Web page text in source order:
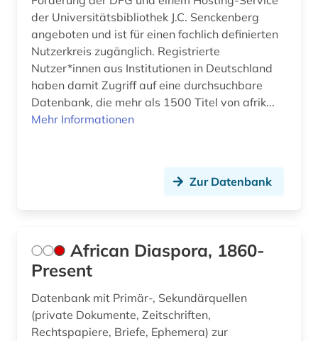
europäische kultur (1)
europäische union (17)
sozialausschuss (1)
extremismusforschung (1)
familie (2)
familie und sozialwesen (1)
familiengeschichte (2)
der Universitätsbibliothek J.C. Senckenberg
angeboten und ist für einen fachlich definierten
Nutzerkreis zugänglich. Registrierte
Nutzer*innen aus Institutionen in Deutschland
haben damit Zugriff auf eine durchsuchbare
Datenbank, die mehr als 1500 Titel von afrik...
Mehr Informationen
Zur Datenbank
African Diaspora, 1860-
Present
Datenbank mit Primär-, Sekundärquellen
(private Dokumente, Zeitschriften,
Rechtspapiere, Briefe, Ephemera) zur